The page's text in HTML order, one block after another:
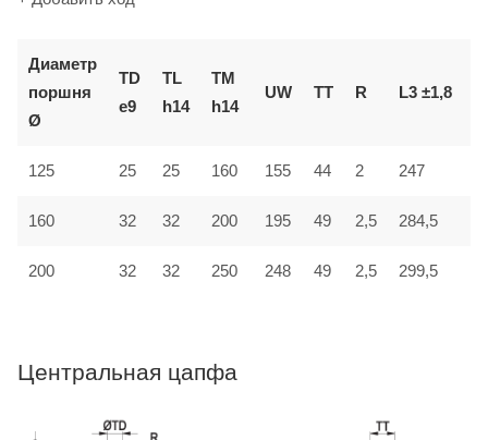
Диаметр
поршня
Ø
TD
e9
TL
h14
TM
h14
UW TT R L3 ±1,8
125 25 25 160 155 44 2 247
160 32 32 200 195 49 2,5 284,5
200 32 32 250 248 49 2,5 299,5
Центральная цапфа